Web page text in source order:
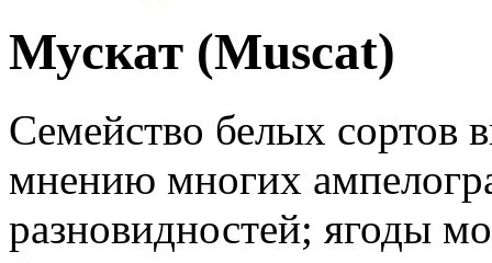
Мускат (Muscat)
Семейство белых сортов
мнению многих
разновидностей; ягоды